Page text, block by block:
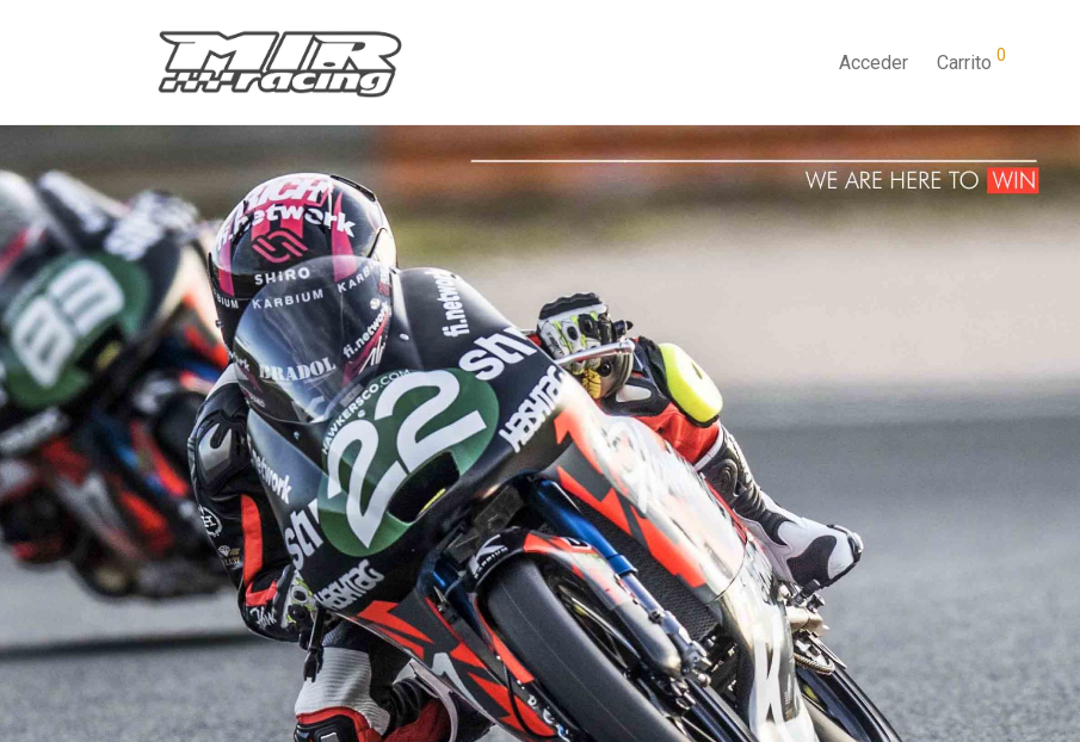
Acceder Carrito 0